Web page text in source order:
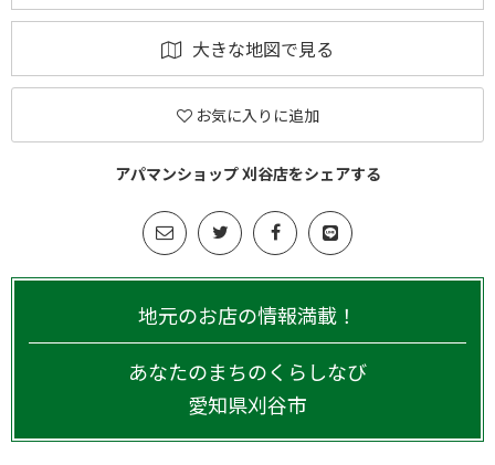
大きな地図で見る
お気に入りに追加
アパマンショップ 刈谷店をシェアする
地元のお店の情報満載！
あなたのまちのくらしなび
愛知県刈谷市